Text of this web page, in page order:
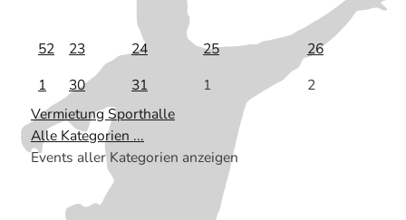
52 23 24 25
26
1
30 31 1
2
Vermietung Sporthalle
Alle Kategorien ...
Events aller Kategorien anzeigen